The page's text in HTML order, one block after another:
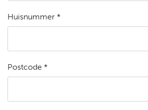
Huisnummer *
Postcode *